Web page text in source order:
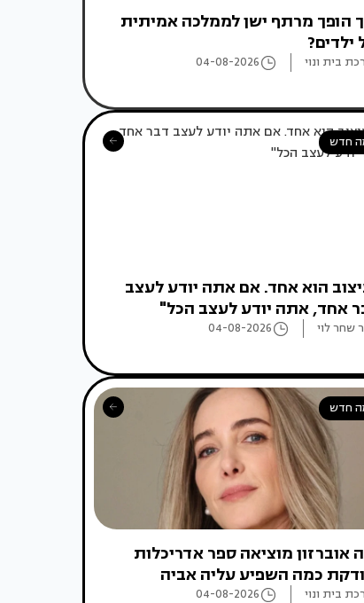
הופך מרתף ישן לממלכה אמיתית
ילדים?
בית ונוי 04-08-2026
חדש
הוא אחד. אם אתה יודע לעצב
אחד, אתה יודע לעצב הכל"
שחר לוי 04-08-2026
חדש
אוברזון מוציאה ספר אדריכלות
כמה השפיע עליה אביה
בית ונוי 04-08-2026